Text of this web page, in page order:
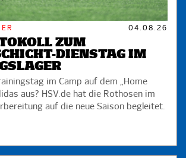
04.08.26
ZUM
DIENSTAG IM
im Camp auf dem „Home
aus? HSV.de hat die Rothosen im
auf die neue Saison begleitet.